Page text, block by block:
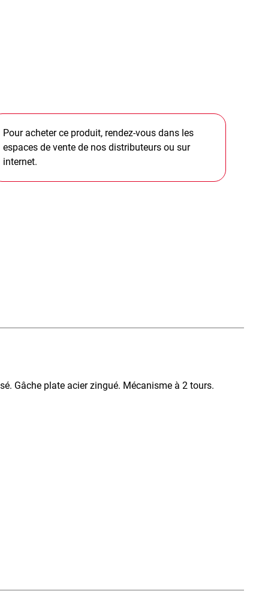
Pour acheter ce produit, rendez-vous dans les
espaces de vente de nos distributeurs ou sur
internet.
Gâche plate acier zingué. Mécanisme à 2 tours.